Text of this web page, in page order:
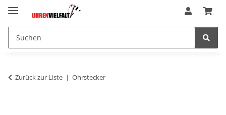
Zurück zur Liste Ohrstecker